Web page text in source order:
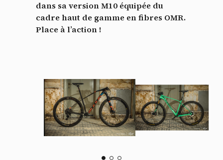
dans sa version M10 équipée du
cadre haut de gamme en fibres OMR.
Place à l’action !